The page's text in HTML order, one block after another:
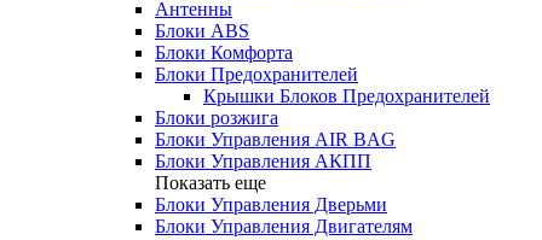
Антенны
Блоки ABS
Блоки Комфорта
Блоки Предохранителей
Крышки Блоков Предохранителей
Блоки розжига
Блоки Управления AIR BAG
Блоки Управления АКПП
Показать еще
Блоки Управления Дверьми
Блоки Управления Двигателям